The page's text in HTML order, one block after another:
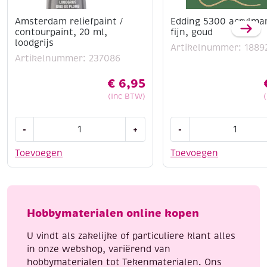
Ideaal voor studie, hobby en professioneel gebruik
Of je nu schildert, mixed media toepast of
experimenteert met nieuwe technieken – met de
Amsterdam Standard Series haal je een betrouwbare
Amsterdam reliefpaint /
contourpaint, 20 ml,
loodgrijs
Artikelnummer: 237086
€ 6,95
(Inc BTW)
Toevoegen
-
/
ml,
aantal
+
Edding 5300
fijn, goud
Artikelnummer:
Toevoegen
-
acrylmarker
aantal
Hobbymaterialen online kopen
U vindt als zakelijke of particuliere klant alles
in onze webshop, variërend van
hobbymaterialen tot Tekenmaterialen. Ons